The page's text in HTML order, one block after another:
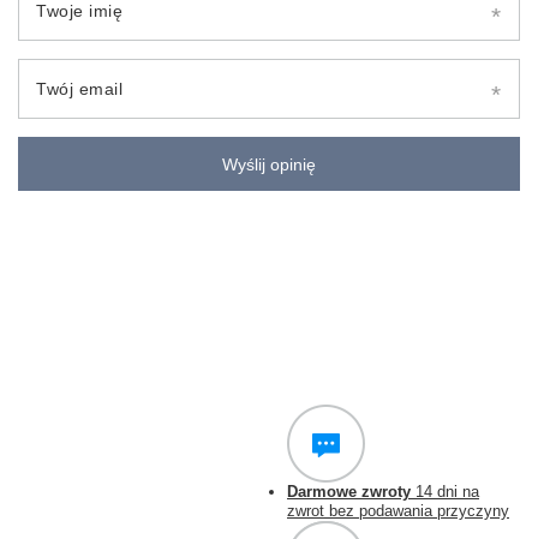
Twoje imię
Twój email
Wyślij opinię
Darmowe zwroty 14 dni na
zwrot bez podawania przyczyny